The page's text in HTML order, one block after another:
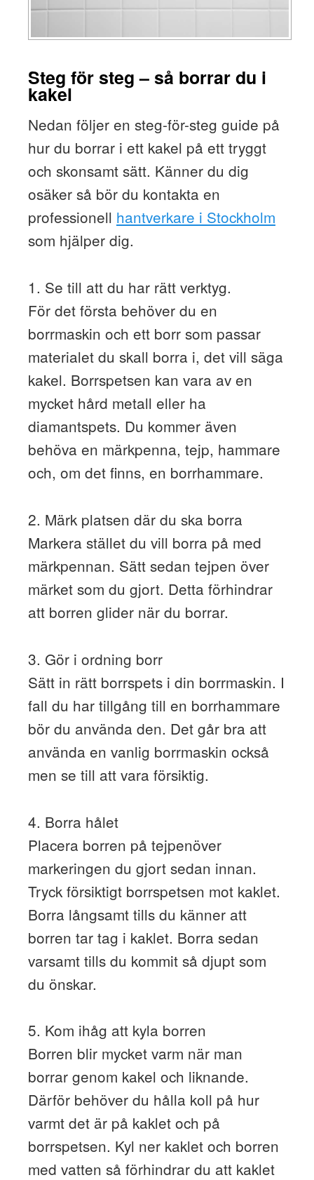
Steg för steg – så borrar du i
kakel
Nedan följer en steg-för-steg guide på
hur du borrar i ett kakel på ett tryggt
och skonsamt sätt. Känner du dig
osäker så bör du kontakta en
professionell hantverkare i Stockholm
som hjälper dig.
1. Se till att du har rätt verktyg.
För det första behöver du en
borrmaskin och ett borr som passar
materialet du skall borra i, det vill säga
kakel. Borrspetsen kan vara av en
mycket hård metall eller ha
diamantspets. Du kommer även
behöva en märkpenna, tejp, hammare
och, om det finns, en borrhammare.
2. Märk platsen där du ska borra
Markera stället du vill borra på med
märkpennan. Sätt sedan tejpen över
märket som du gjort. Detta förhindrar
att borren glider när du borrar.
3. Gör i ordning borr
Sätt in rätt borrspets i din borrmaskin. I
fall du har tillgång till en borrhammare
bör du använda den. Det går bra att
använda en vanlig borrmaskin också
men se till att vara försiktig.
4. Borra hålet
Placera borren på tejpenöver
markeringen du gjort sedan innan.
Tryck försiktigt borrspetsen mot kaklet.
Borra långsamt tills du känner att
borren tar tag i kaklet. Borra sedan
varsamt tills du kommit så djupt som
du önskar.
5. Kom ihåg att kyla borren
Borren blir mycket varm när man
borrar genom kakel och liknande.
Därför behöver du hålla koll på hur
varmt det är på kaklet och på
borrspetsen. Kyl ner kaklet och borren
med vatten så förhindrar du att kaklet